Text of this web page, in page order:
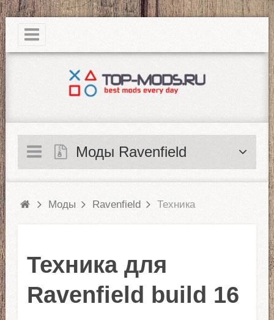
|
Моды Ravenfield
Моды Ravenfield Техника
Техника для
Ravenfield build 16